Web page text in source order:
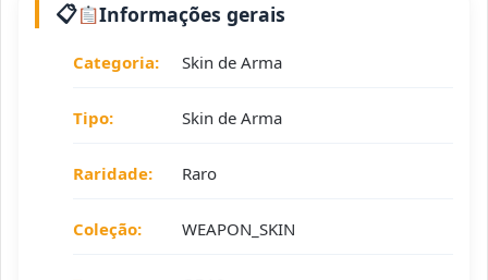
Informações gerais
Categoria: Skin de Arma
Tipo: Skin de Arma
Raridade: Raro
Coleção: WEAPON_SKIN